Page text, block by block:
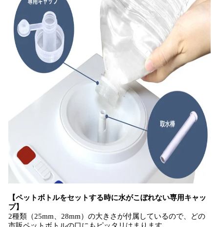
【ペットボトルをセットする時に水がこぼれない専用キャッ
プ】
2種類（25mm、28mm）の大きさが付属しているので、どの